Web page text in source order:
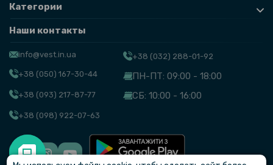
Категории
Наши контакты
info@vest.in.ua
+38 (050) 167-30-44
+38 (093) 217-87-77
+38 (098) 922-07-63
+38 (032) 288-01-92
ПН-ПТ: 09:00 - 18:00
СБ: 10:00 - 16:00